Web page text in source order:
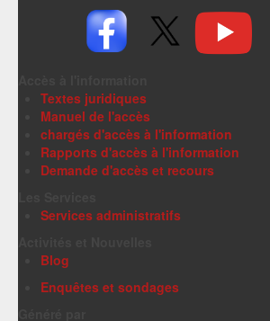
Textes juridiques
Manuel de l'accès
chargés d'accès à l'information
Rapports d'accès à l'information
Demande d'accès et recours
Services administratifs
Blog
Enquêtes et sondages